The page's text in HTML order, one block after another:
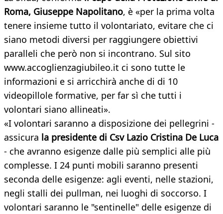
Roma, Giuseppe Napolitano, è «per la prima volta
tenere insieme tutto il volontariato, evitare che ci
siano metodi diversi per raggiungere obiettivi
paralleli che però non si incontrano. Sul sito
www.accoglienzagiubileo.it ci sono tutte le
informazioni e si arricchirà anche di di 10
videopillole formative, per far sì che tutti i
volontari siano allineati».
«I volontari saranno a disposizione dei pellegrini -
assicura la presidente di Csv Lazio Cristina De Luca
- che avranno esigenze dalle più semplici alle più
complesse. I 24 punti mobili saranno presenti
seconda delle esigenze: agli eventi, nelle stazioni,
negli stalli dei pullman, nei luoghi di soccorso. I
volontari saranno le "sentinelle" delle esigenze di